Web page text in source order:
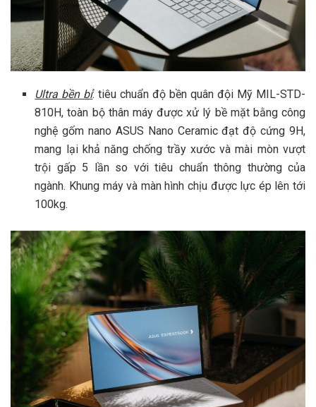
Ultra bền bỉ: tiêu chuẩn độ bền quân đội Mỹ MIL-STD-
810H, toàn bộ thân máy được xử lý bề mặt bằng công
nghệ gốm nano ASUS Nano Ceramic đạt độ cứng 9H,
mang lại khả năng chống trầy xước và mài mòn vượt
trội gấp 5 lần so với tiêu chuẩn thông thường của
ngành. Khung máy và màn hình chịu được lực ép lên tới
100kg.